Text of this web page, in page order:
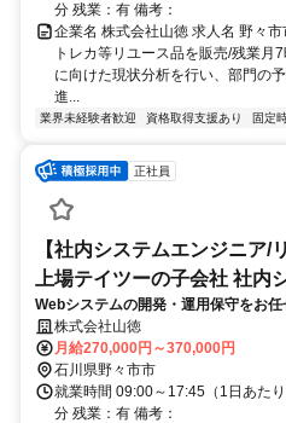
分 残業：有 備考：
企業名 株式会社山徳 求人名 野々
トレカ等リユース品を販売/残業月
に向けた現状分析を行い、部門の
進...
業界未経験者歓迎 資格取得支援あり 固定
正社員
【社内システムエンジニア/
上場テイツーの子会社 社内
Webシステムの開発・運用保守をお
ント/バックエンド開発(DB設計から
顧客との対話を重ね、技術面をリード
す。
株式会社山徳
月給270,000円～370,000円
石川県野々市市
就業時間 09:00～17:45（1日あた
分 残業：有 備考：